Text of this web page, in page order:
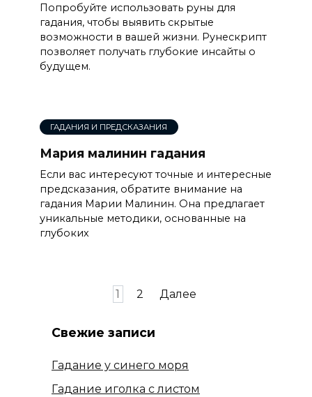
Попробуйте использовать руны для
гадания, чтобы выявить скрытые
возможности в вашей жизни. Рунескрипт
позволяет получать глубокие инсайты о
будущем.
ГАДАНИЯ И ПРЕДСКАЗАНИЯ
Мария малинин гадания
Если вас интересуют точные и интересные
предсказания, обратите внимание на
гадания Марии Малинин. Она предлагает
уникальные методики, основанные на
глубоких
1 2 Далее
Свежие записи
Гадание у синего моря
Гадание иголка с листом